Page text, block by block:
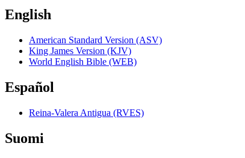
English
American Standard Version (ASV)
King James Version (KJV)
World English Bible (WEB)
Español
Reina-Valera Antigua (RVES)
Suomi